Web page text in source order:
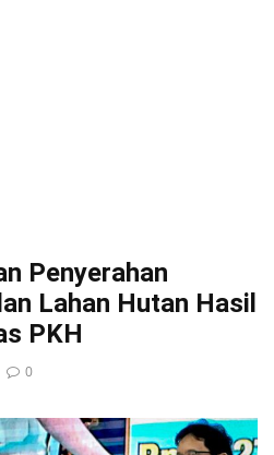
Penyerahan
Lahan Hutan Hasil
PKH
0